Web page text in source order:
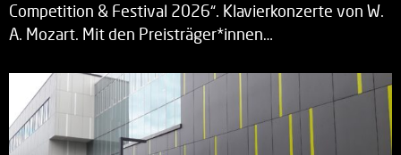
Competition & Festival 2026“. Klavierkonzerte von W.
A. Mozart. Mit den Preisträger*innen…